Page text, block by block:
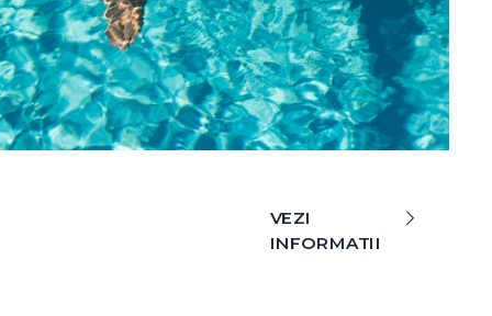
VEZI
INFORMATII